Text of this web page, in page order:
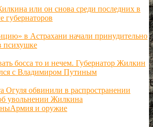
или он снова среди последних в
губернаторов
в Астрахани начали принудительно
психушке
босса то и нечем. Губернатор Жилкин
с Владимиром Путиным
Огуля обвинили в распространении
увольнении Жилкина
Армия и оружие